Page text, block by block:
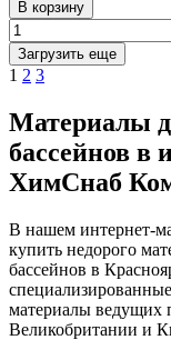
В корзину
Загрузить еще
1 2 3
Материалы
бассейнов в
ХимСнаб
В нашем интернет-
купить недорого
бассейнов в
материалы ведущих
Великобритании и